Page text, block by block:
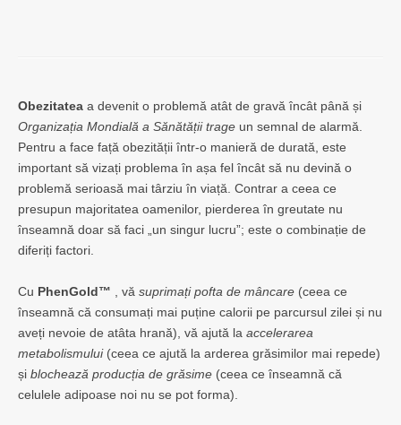
Obezitatea a devenit o problemă atât de gravă încât până și
Organizația Mondială a Sănătății trage un semnal de alarmă.
Pentru a face față obezității într-o manieră de durată, este
important să vizați problema în așa fel încât să nu devină o
problemă serioasă mai târziu în viață. Contrar a ceea ce
presupun majoritatea oamenilor, pierderea în greutate nu
înseamnă doar să faci „un singur lucru”; este o combinație de
diferiți factori.
Cu PhenGold™ , vă suprimați pofta de mâncare (ceea ce
înseamnă că consumați mai puține calorii pe parcursul zilei și nu
aveți nevoie de atâta hrană), vă ajută la accelerarea
metabolismului(ceea ce ajută la arderea grăsimilor mai repede)
și blochează producția de grăsime (ceea ce înseamnă că
celulele adipoase noi nu se pot forma).